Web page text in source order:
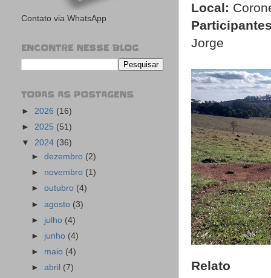
Local:
Jorge
Relato
Contato via WhatsApp
ENCONTRE NESSE BLOG
TODAS AS POSTAGENS
► 2026 (16)
► 2025 (51)
▼ 2024 (36)
►dezembro (2)
► novembro (1)
►outubro (4)
►agosto (3)
► julho (4)
► junho (4)
► maio (4)
►abril (7)